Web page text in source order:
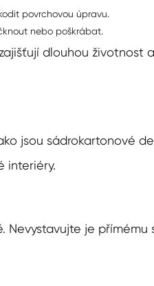
povrchovou úpravu.
nebo poškrábat.
dlouhou životnost
jsou sádrokartonové
interiéry.
je přímému